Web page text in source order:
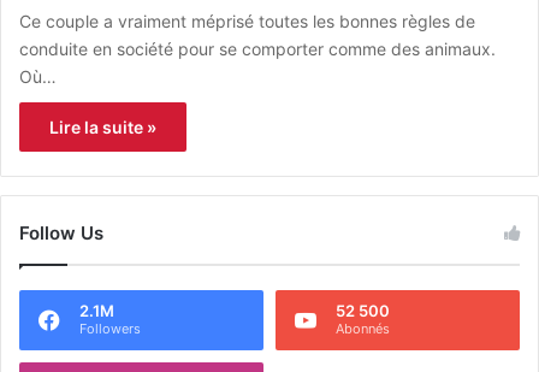
Ce couple a vraiment méprisé toutes les bonnes règles de
conduite en société pour se comporter comme des animaux.
Où…
Lire la suite »
Follow Us
2.1M
Followers
52 500
Abonnés